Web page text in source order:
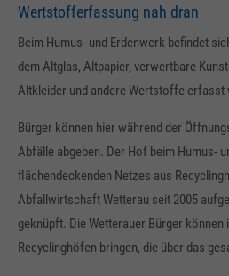
Wertstofferfassung nah dran
Beim Humus- und Erdenwerk befindet
dem Altglas, Altpapier, verwertbare
Altkleider und andere Wertstoffe erfasst
Bürger können hier während der
Abfälle abgeben. Der Hof beim Humus-
flächendeckenden Netzes aus
Abfallwirtschaft Wetterau seit 2005
geknüpft. Die Wetterauer Bürger
Recyclinghöfen bringen, die über das